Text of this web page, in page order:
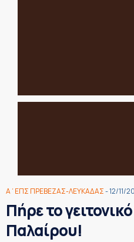
Α΄ΕΠΣ ΠΡΕΒΕΖΑΣ-ΛΕΥΚΑΔΑΣ- 12/11/
Πήρε το
Παλαίρου!